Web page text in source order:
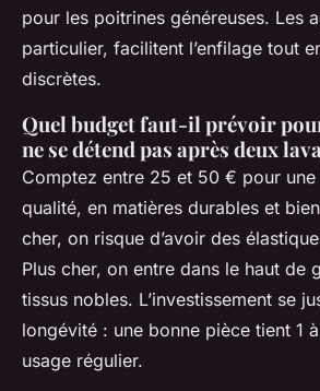
pour les poitrines généreuses. Les
particulier, facilitent l’enfilage tout
discrètes.
Quel budget faut-il prévoir
ne se détend pas après deux
Comptez entre 25 et 50 € pour
qualité, en matières durables et
cher, on risque d’avoir des
Plus cher, on entre dans le haut de
tissus nobles. L’investissement se
longévité : une bonne pièce tient 1
usage régulier.